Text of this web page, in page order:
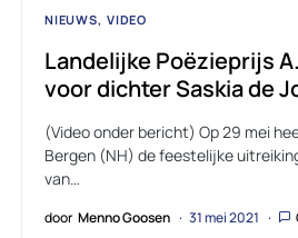
NIEUWS VIDEO
Landelijke Poëzieprijs
voor dichter Saskia de
(Video onder bericht) Op 29 mei
Bergen (NH) de feestelijke
van…
door Menno Goosen 31 mei 2021